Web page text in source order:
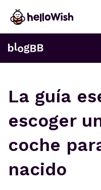
La guía
escoger
coche
nacido